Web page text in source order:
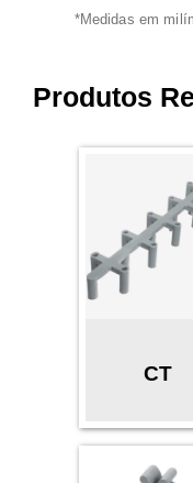
*Medidas em
Produtos
CT